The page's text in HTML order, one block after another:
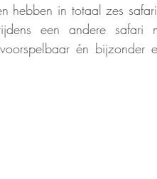
hebben in totaal zes
een andere safari
én bijzonder